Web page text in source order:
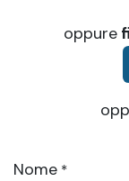
oppure
Nome *